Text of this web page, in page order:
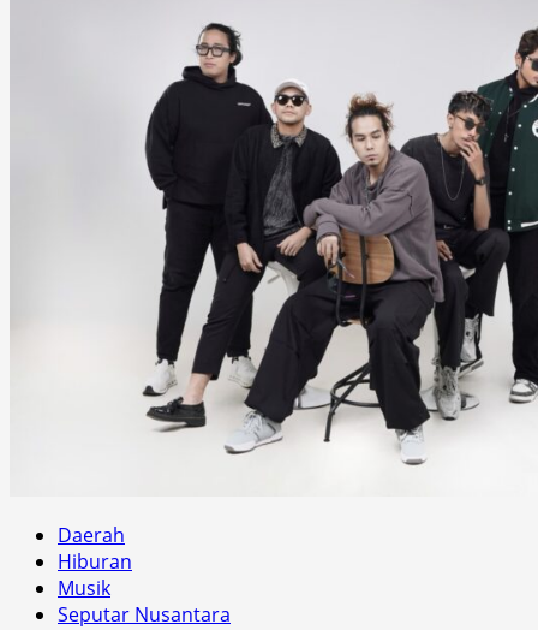
Daerah
Hiburan
Musik
Seputar Nusantara